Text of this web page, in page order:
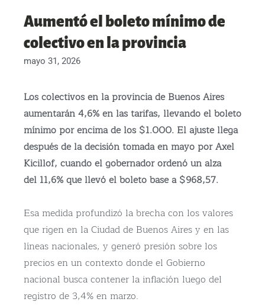
Aumentó el boleto mínimo de
colectivo en la provincia
mayo 31, 2026
Los colectivos en la provincia de Buenos Aires
aumentarán 4,6% en las tarifas, llevando el boleto
mínimo por encima de los $1.000. El ajuste llega
después de la decisión tomada en mayo por Axel
Kicillof, cuando el gobernador ordenó un alza
del 11,6% que llevó el boleto base a $968,57.
Esa medida profundizó la brecha con los valores
que rigen en la Ciudad de Buenos Aires y en las
líneas nacionales, y generó presión sobre los
precios en un contexto donde el Gobierno
nacional busca contener la inflación luego del
registro de 3,4% en marzo.